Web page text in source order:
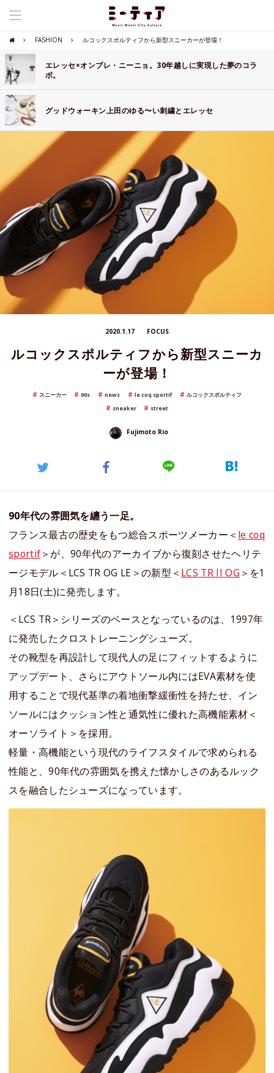
FASHION ルコックスポルティフから新型スニーカーが登場！
エレッセ×オンブレ・ニーニョ。30年越しに実現した夢のコラ
ボ。
グッドウォーキン上田のゆる〜い刺繍とエレッセ
2020.1.17 FOCUS
ルコックスポルティフから新型スニーカ
ーが登場！
スニーカー 90s news le coq sportif
ルコックスポルティフ
sneaker
street
Fujimoto Rio
90年代の雰囲気を纏う一足。
フランス最古の歴史をもつ総合スポーツメーカー＜ le coq
sportif＞が、90年代のアーカイブから復刻させたヘリテ
ージモデル＜LCS TR OG LE＞の新型＜ LCS TR II OG ＞を1
月18日(土)に発売します。
＜LCS TR＞シリーズのベースとなっているのは、1997年
に発売したクロストレーニングシューズ。
その靴型を再設計して現代人の足にフィットするように
アップデート、さらにアウトソール内にはEVA素材を使
用することで現代基準の着地衝撃緩衝性を持たせ、イン
ソールにはクッション性と通気性に優れた高機能素材＜
オーソライト＞を採用。
軽量・高機能という現代のライフスタイルで求められる
性能と、90年代の雰囲気を携えた懐かしさのあるルック
スを融合したシューズになっています。